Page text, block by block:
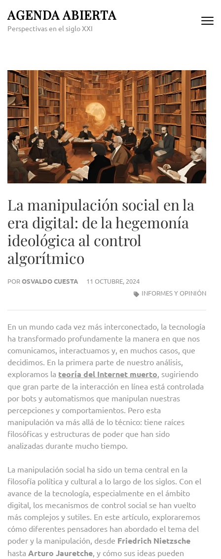
content
AGENDA ABIERTA
Perspectivas en el siglo XXI
La manipulación social en la
era digital: de la hegemonía
ideológica al control
algorítmico
POROSVALDO CUESTA
11 OCTUBRE, 2024
INFORMES Y OPINIÓN
En un mundo cada vez más interconectado, la tecnología
ha transformado profundamente la manera en que nos
comunicamos, interactuamos y, en muchos casos, que
decidimos. En la primera parte de nuestro análisis,
exploramos la teoría del Internet muerto, sugiriendo
que gran parte de la interacción en línea está controlada
por bots y automatismos que manipulan nuestras
percepciones y comportamientos. Pero esta
manipulación va más allá de lo técnico: tiene raíces
filosóficas y estructuras de poder que han sido
analizadas durante mucho tiempo.
La manipulación social ha sido un tema central en la
filosofía política y cultural a lo largo de los siglos. Con el
avance de la tecnología, especialmente en el ámbito
digital, los mecanismos de control social se han vuelto
más complejos y sutiles. En este artículo, exploraremos
cómo diferentes pensadores han abordado el tema del
poder y la manipulación, desde Friedrich Nietzsche
hasta Arturo Jauretche, y cómo sus ideas pueden